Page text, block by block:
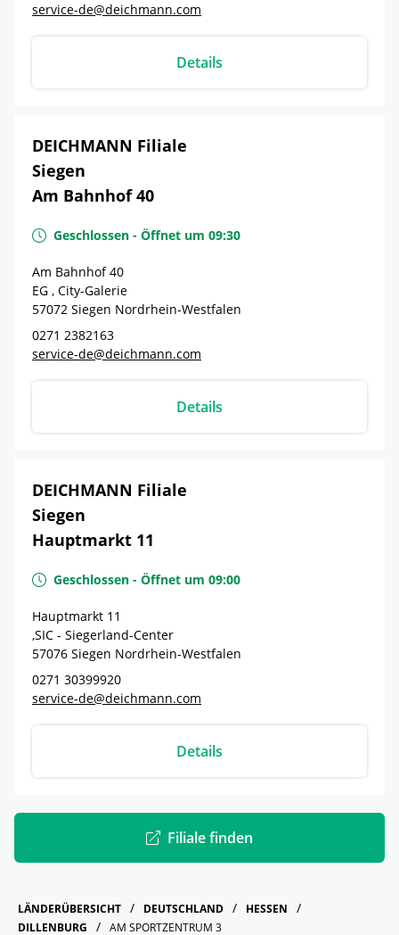
service-de@deichmann.com
Details
DEICHMANN Filiale
Siegen
Am Bahnhof 40
Geschlossen - Öffnet um 09:30
Am Bahnhof 40
EG , City-Galerie
57072 Siegen Nordrhein-Westfalen
0271 2382163
service-de@deichmann.com
Details
DEICHMANN Filiale
Siegen
Hauptmarkt 11
Geschlossen - Öffnet um 09:00
Hauptmarkt 11
,SIC - Siegerland-Center
57076 Siegen Nordrhein-Westfalen
0271 30399920
service-de@deichmann.com
Details
Filiale finden
LÄNDERÜBERSICHT DEUTSCHLAND
HESSEN
DILLENBURG
AM SPORTZENTRUM 3